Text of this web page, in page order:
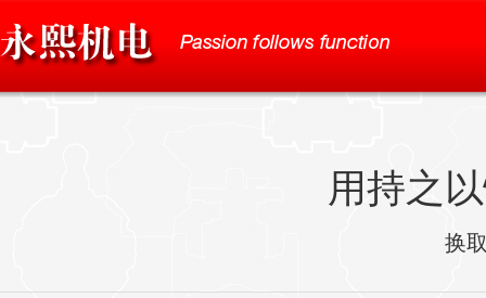
用持之
换